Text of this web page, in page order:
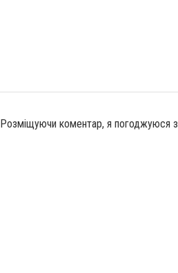
Розміщуючи коментар, я погоджуюся з